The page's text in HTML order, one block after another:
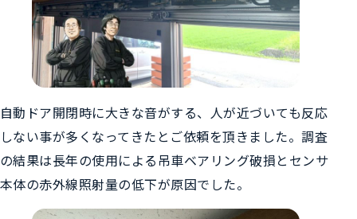
自動ドア開閉時に大きな音がする、人が近づいても反応
しない事が多くなってきたとご依頼を頂きました。調査
の結果は長年の使用による吊車ベアリング破損とセンサ
本体の赤外線照射量の低下が原因でした。